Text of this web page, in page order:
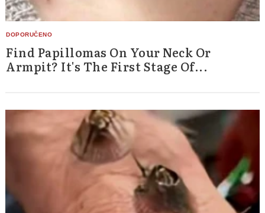
Find Papillomas On Your Neck Or
Armpit? It's The First Stage Of...